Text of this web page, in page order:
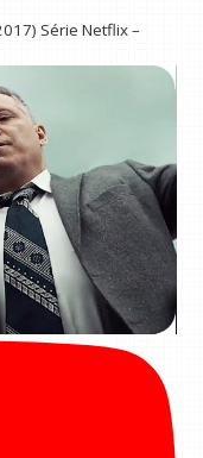
Série Netflix –